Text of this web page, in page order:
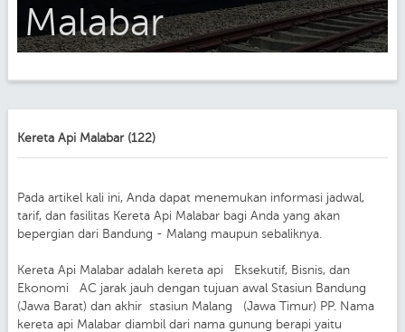
Malabar
Kereta Api Malabar (122)
Pada artikel kali ini, Anda dapat menemukan informasi jadwal,
tarif, dan fasilitas Kereta Api Malabar bagi Anda yang akan
bepergian dari Bandung - Malang maupun sebaliknya.
Kereta Api Malabar adalah kereta api Eksekutif, Bisnis, dan
Ekonomi AC jarak jauh dengan tujuan awal Stasiun Bandung
(Jawa Barat) dan akhir stasiun Malang (Jawa Timur) PP. Nama
kereta api Malabar diambil dari nama gunung berapi yaitu